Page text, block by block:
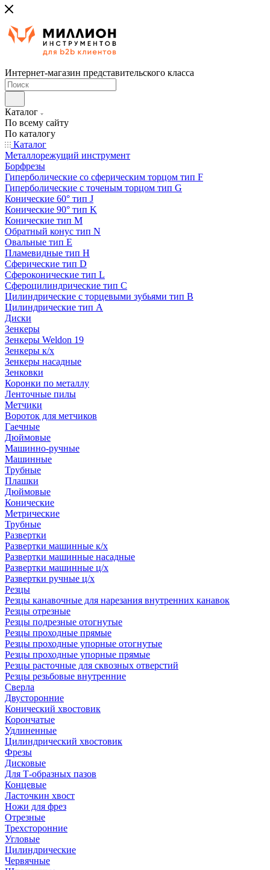
Интернет-магазин представительского класса
Каталог
По всему сайту
По каталогу
Каталог
Металлорежущий инструмент
Борфрезы
Гиперболические cо сферическим торцом тип F
Гиперболические с точеным торцом тип G
Конические 60° тип J
Конические 90° тип K
Конические тип M
Обратный конус тип N
Овальные тип E
Пламевидные тип H
Сферические тип D
Сфероконические тип L
Сфероцилиндрические тип C
Цилиндрические с торцевыми зубьями тип B
Цилиндрические тип А
Диски
Зенкеры
Зенкеры Weldon 19
Зенкеры к/х
Зенкеры насадные
Зенковки
Коронки по металлу
Ленточные пилы
Метчики
Вороток для метчиков
Гаечные
Дюймовые
Машинно-ручные
Машинные
Трубные
Плашки
Дюймовые
Конические
Метрические
Трубные
Развертки
Развертки машинные к/х
Развертки машинные насадные
Развертки машинные ц/х
Развертки ручные ц/х
Резцы
Резцы канавочные для нарезания внутренних канавок
Резцы отрезные
Резцы подрезные отогнутые
Резцы проходные прямые
Резцы проходные упорные отогнутые
Резцы проходные упорные прямые
Резцы расточные для сквозных отверстий
Резцы резьбовые внутренние
Сверла
Двусторонние
Конический хвостовик
Корончатые
Удлиненные
Цилиндрический хвостовик
Фрезы
Дисковые
Для Т-образных пазов
Концевые
Ласточкин хвост
Ножи для фрез
Отрезные
Трехсторонние
Угловые
Цилиндрические
Червячные